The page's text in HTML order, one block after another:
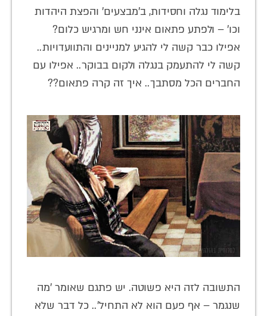
בלימוד נגלה וחסידות, ב'מבצעים' והפצת היהדות
וכו' – ולפתע פתאום אינני חש ומרגיש כלום?
אפילו כבר קשה לי להגיע למניינים והתוועדויות..
קשה לי להתעמק בנגלה ולקום בבוקר.. אפילו עם
החברים הכל מסתבך.. איך זה קרה פתאום??
התשובה לזה היא פשוטה. יש פתגם שאומר 'מה
שנגמר – אף פעם הוא לא התחיל'.. כל דבר שלא